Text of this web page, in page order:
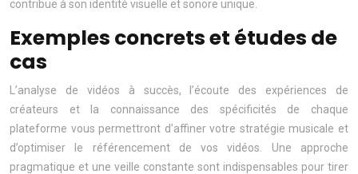
contribue à son identité visuelle et sonore unique.
Exemples concrets et études de
cas
L’analyse de vidéos à succès, l’écoute des expériences de
créateurs et la connaissance des spécificités de chaque
plateforme vous permettront d’affiner votre stratégie musicale et
d’optimiser le référencement de vos vidéos. Une approche
pragmatique et une veille constante sont indispensables pour tirer